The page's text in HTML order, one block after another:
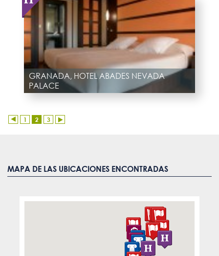
GRANADA, HOTEL ABADES NEVADA
PALACE
1 2 3
MAPA DE LAS UBICACIONES ENCONTRADAS